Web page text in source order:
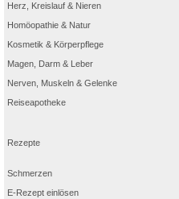
Herz, Kreislauf & Nieren
Homöopathie & Natur
Kosmetik & Körperpflege
Magen, Darm & Leber
Nerven, Muskeln & Gelenke
Reiseapotheke
Rezepte
Schmerzen
E-Rezept einlösen